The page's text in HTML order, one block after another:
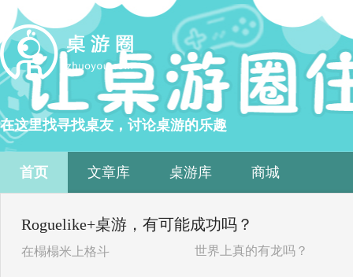
在这里找寻找桌友，讨论桌游的乐趣
首页 文章库 桌游库 商城
Roguelike+桌游，有可能成功吗？
在榻榻米上格斗 世界上真的有龙吗？